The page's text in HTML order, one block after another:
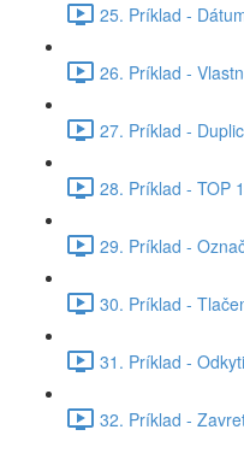
25. Príklad -
26. Príklad -
27. Príklad -
28. Príklad - TOP
29. Príklad -
30. Príklad -
31. Príklad -
32. Príklad -